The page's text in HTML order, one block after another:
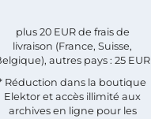
plus 20 EUR de frais de
livraison (France, Suisse,
autres pays : 25 EUR
Réduction dans la boutique
Elektor et accès illimité aux
archives en ligne pour les